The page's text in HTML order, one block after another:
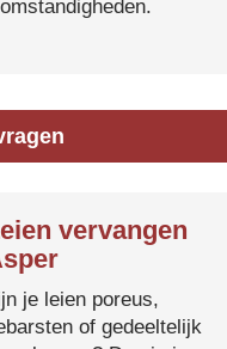
vervangen
je leien poreus,
of gedeeltelijk